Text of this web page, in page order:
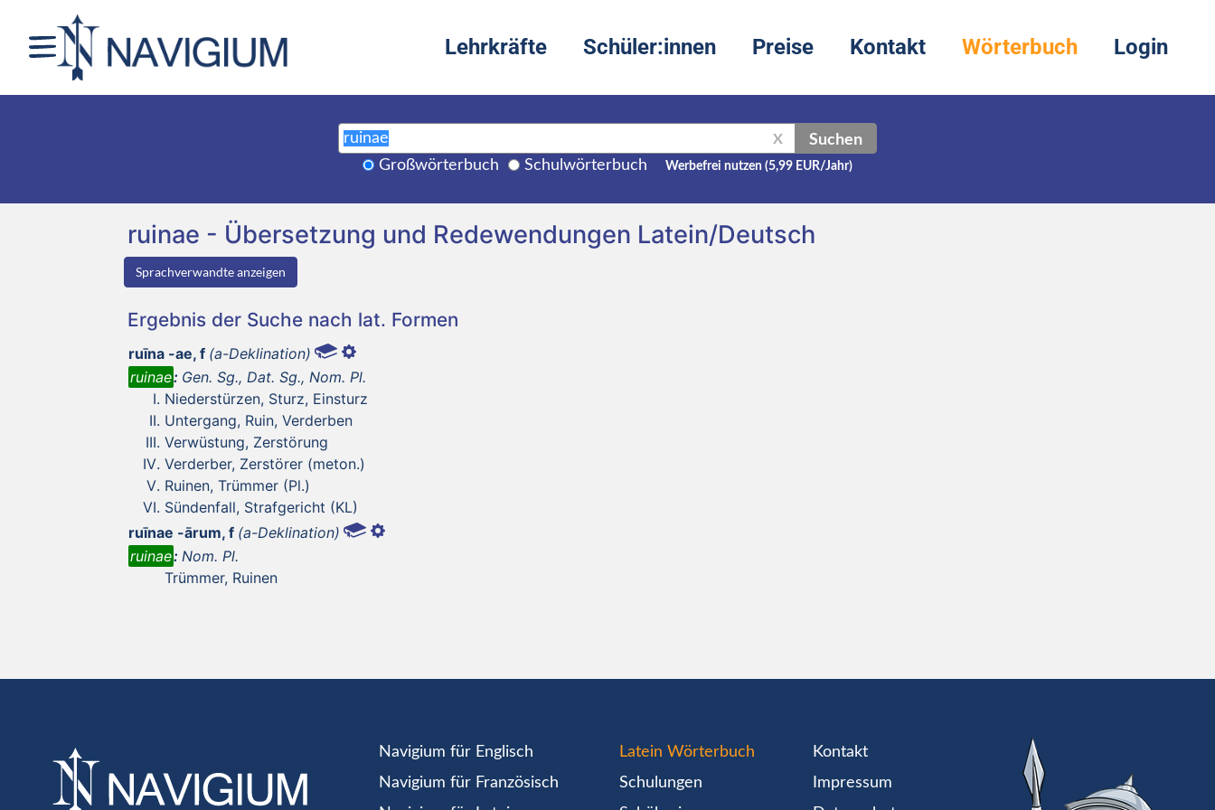
Lehrkräfte Schüler:innen Preise Kontakt Wörterbuch Login
X Suchen
Großwörterbuch Schulwörterbuch Werbefrei nutzen (5,99 EUR/Jahr)
ruinae - Übersetzung und Redewendungen Latein/Deutsch
Sprachverwandte anzeigen
Ergebnis der Suche nach lat. Formen
ruīna -ae, f (a-Deklination)
ruinae: Gen. Sg., Dat. Sg., Nom. Pl.
Niederstürzen, Sturz, Einsturz
Untergang, Ruin, Verderben
Verwüstung, Zerstörung
Verderber, Zerstörer (meton.)
Ruinen, Trümmer (Pl.)
Sündenfall, Strafgericht (KL)
ruīnae -ārum, f (a-Deklination)
ruinae: Nom. Pl.
Trümmer, Ruinen
Navigium für Englisch
Navigium für Französisch
Latein Wörterbuch
Schulungen
Kontakt
Impressum